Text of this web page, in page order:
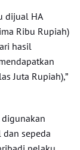
dijual HA
Ribu Rupiah)
hasil
Juta Rupiah),”
digunakan
sepeda